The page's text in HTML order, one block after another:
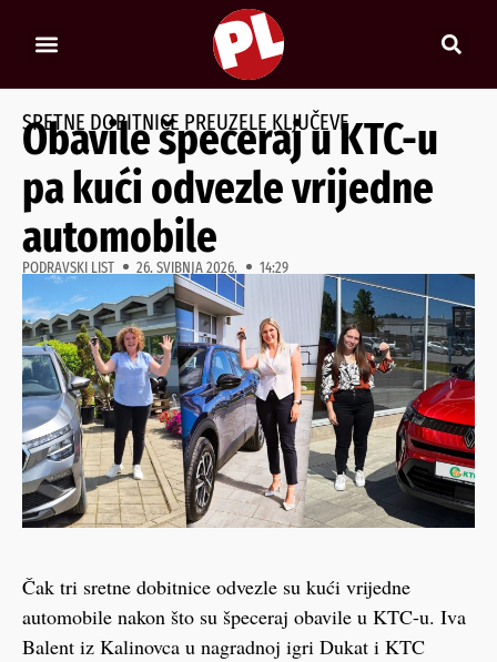
SRETNE DOBITNICE PREUZELE KLJUČEVE
Obavile špeceraj u KTC-u
pa kući odvezle vrijedne
automobile
PODRAVSKI LIST 26. SVIBNJA 2026. 14:29
Čak tri sretne dobitnice odvezle su kući vrijedne
automobile nakon što su špeceraj obavile u KTC-u. Iva
Balent iz Kalinovca u nagradnoj igri Dukat i KTC